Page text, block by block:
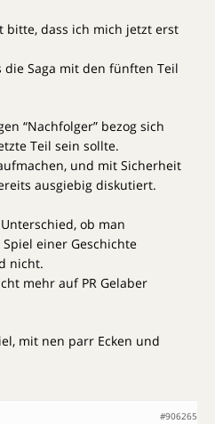
bitte, dass ich mich jetzt erst
die Saga mit den fünften Teil
“Nachfolger” bezog sich
Teil sein sollte.
und mit Sicherheit
ausgiebig diskutiert.
ob man
einer Geschichte
nicht.
mehr auf PR Gelaber
mit nen parr Ecken und
#906265